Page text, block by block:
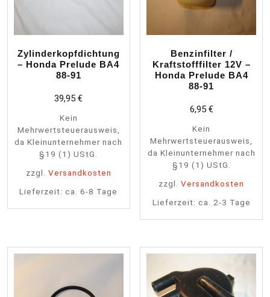
Zylinderkopfdichtung
– Honda Prelude BA4
88-91
39,95€
Kein
Mehrwertsteuerausweis,
da Kleinunternehmer nach
§19 (1) UStG.
zzgl. Versandkosten
Lieferzeit:ca. 6-8 Tage
Benzinfilter /
Kraftstofffilter 12V –
Honda Prelude BA4
88-91
6,95 €
Kein
Mehrwertsteuerausweis,
da Kleinunternehmer nach
§19 (1) UStG.
zzgl.Versandkosten
Lieferzeit: ca. 2-3 Tage